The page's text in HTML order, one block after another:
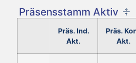
Präsensstamm Aktiv
Präs. Ind.
Akt.
Präs.
Akt.